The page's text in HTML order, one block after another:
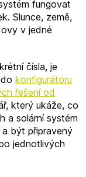
fungovat
Slunce, země,
v jedné
čísla, je
konfigurátoru
řešení od
který ukáže, co
a solární systém
být připravený
jednotlivých